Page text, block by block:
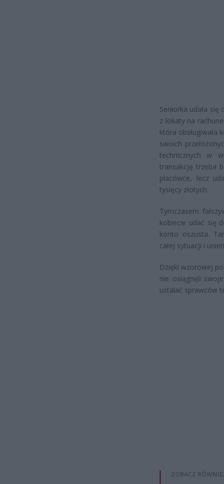
Seniorka udała
z lokaty na
która obsługiwała
swoich
technicznych w
transakcję trzeba
placówce, lecz
tysięcy złotych.
Tymczasem
kobiecie udać się
konto oszusta.
całej sytuacji i
Dzięki wzorowej
nie osiągnęli
ustalać sprawców
ZOBACZ